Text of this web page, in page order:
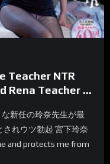
Teacher NTR
Rena Teacher Is
Miyashita
新任の玲奈先生が最
れウツ勃起 宮下玲奈
and protects me from